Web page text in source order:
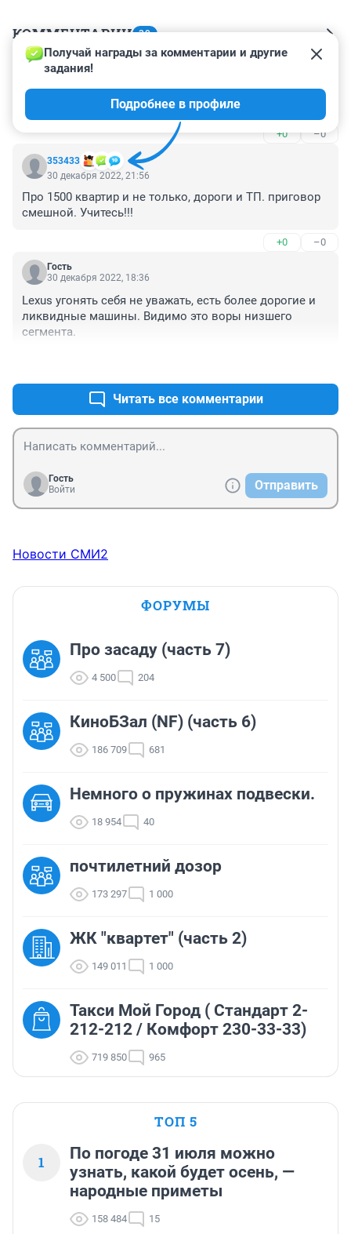
КОММЕНТАРИИ 39
Гость
Ну и каша у вас в голове
+0 –0
353433
Получай награды за комментарии и другие
задания!
Подробнее в профиле
30 декабря 2022, 21:56
Про 1500 квартир и не только, дороги и ТП. приговор
смешной. Учитесь!!!
+0 –0
Гость
30 декабря 2022, 18:36
Lexus угонять себя не уважать, есть более дорогие и
ликвидные машины. Видимо это воры низшего
сегмента.
Читать все комментарии
Гость
Войти
Отправить
Новости СМИ2
ФОРУМЫ
Про засаду (часть 7)
4 500 204
КиноБЗал (NF) (часть 6)
186 709 681
Немного о пружинах подвески.
18 954 40
почтилетний дозор
173 297 1 000
ЖК "квартет" (часть 2)
149 011 1 000
Такси Мой Город ( Стандарт 2-
212-212 / Комфорт 230-33-33)
719 850 965
ТОП 5
1
По погоде 31 июля можно
узнать, какой будет осень, —
народные приметы
158 484 15